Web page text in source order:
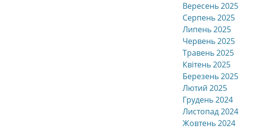
Вересень 2025
Серпень 2025
Липень 2025
Червень 2025
Травень 2025
Квітень 2025
Березень 2025
Лютий 2025
Грудень 2024
Листопад 2024
Жовтень 2024